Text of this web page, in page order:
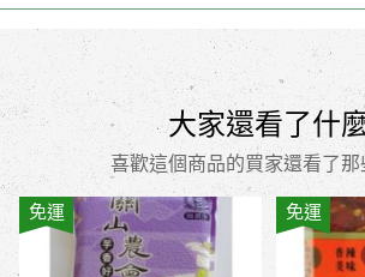
大家還看了什
喜歡這個商品的買家還看了那
免運 免運